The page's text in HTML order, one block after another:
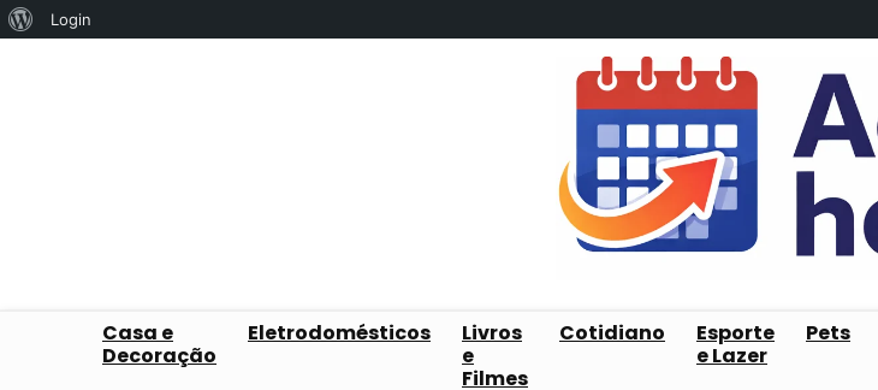
Sobre
Login
Casa e
Decoração
Eletrodomésticos
Livros
e
Filmes
Cotidiano
Esporte
e Lazer
Pets